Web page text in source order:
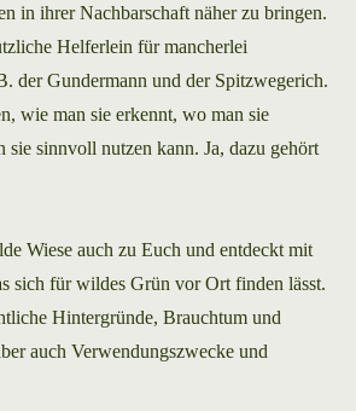
in ihrer Nachbarschaft näher zu bringen.
Helferlein für mancherlei
der Gundermann und der Spitzwegerich.
wie man sie erkennt, wo man sie
sie sinnvoll nutzen kann. Ja, dazu gehört
Wiese auch zu Euch und entdeckt mit
sich für wildes Grün vor Ort finden lässt.
Hintergründe, Brauchtum und
auch Verwendungszwecke und